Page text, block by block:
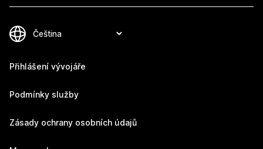
Přihlášení vývojáře
Podmínky služby
Zásady ochrany osobních údajů